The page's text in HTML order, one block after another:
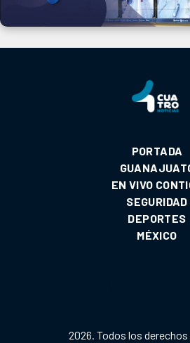
PORTADA
EN VIVO
SEGURIDAD
DEPORTES
MÉXICO
2026. Todos los derechos